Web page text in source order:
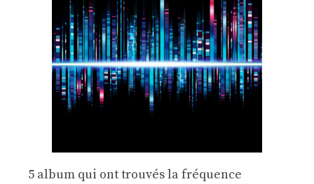
5 album qui ont trouvés la fréquence